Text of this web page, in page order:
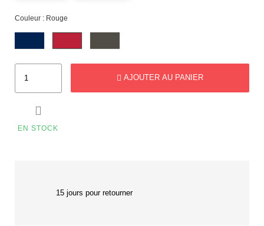
Couleur : Rouge
AJOUTER AU PANIER

EN STOCK
15 jours pour retourner